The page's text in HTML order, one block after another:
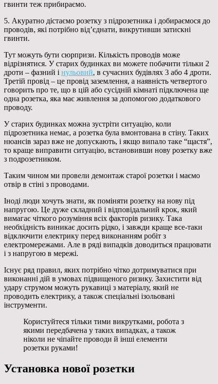
гвинти теж прибираємо.
5. Акуратно дістаємо розетку з підрозетника і добираємося до
проводів, які потрібно від’єднати, викрутивши затискні
гвинти.
Тут можуть бути сюрпризи. Кількість проводів може
відрізнятися. У старих будинках ви можете побачити тільки 2
дроти – фазний і нульовий, в сучасних будівлях 3 або 4 дроти.
Третій провід – це провід заземлення, а наявність четвертого
говорить про те, що в цій або сусідній кімнаті підключена ще
одна розетка, яка має живлення за допомогою додаткового
проводу.
У старих будинках можна зустріти ситуацію, коли
підрозетника немає, а розетка була вмонтована в стіну. Таких
нюансів зараз вже не допускають, і якщо випало таке “щастя”,
то краще виправити ситуацію, встановивши нову розетку вже
з подрозетником.
Таким чином ми провели демонтаж старої розетки і маємо
отвір в стіні з проводами.
Іноді люди хочуть знати, як поміняти розетку на нову під
напругою. Це дуже складний і відповідальний крок, який
вимагає чіткого розуміння всіх факторів ризику. Така
необхідність виникає досить рідко, і завжди краще все-таки
відключити електрику перед виконанням робіт з
електромережами. Але в ряді випадків доводиться працювати
і з напругою в мережі.
Існує ряд правил, яких потрібно чітко дотримуватися при
виконанні дій в умовах підвищеного ризику. Захистити від
удару струмом можуть рукавиці з матеріалу, який не
проводить електрику, а також спеціальні ізольовані
інструменти.
Користуйтеся тільки тими викрутками, робота з
якими передбачена у таких випадках, а також
ніколи не чіпайте проводи й інші елементи
розетки руками!
Установка нової розетки